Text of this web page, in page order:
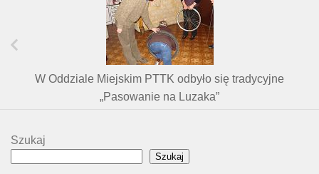
W Oddziale Miejskim PTTK odbyło się tradycyjne
„Pasowanie na Luzaka”
Szukaj
Szukaj